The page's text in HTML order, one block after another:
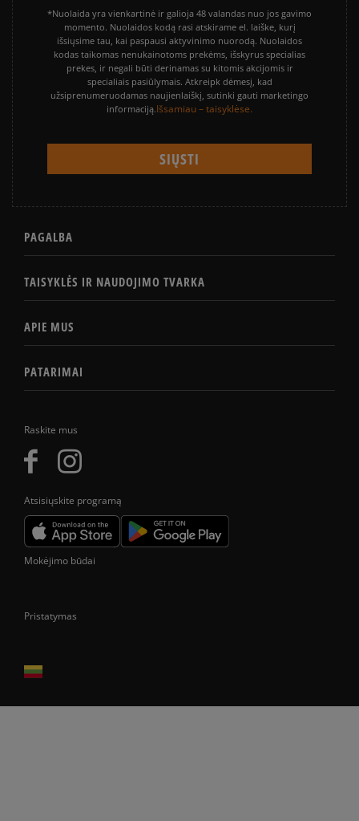
Raskite mus
Atsisiųskite programą
*Nuolaida yra vienkartinė ir galioja 48 valandas nuo jos gavimo
momento. Nuolaidos kodą rasi atskirame el. laiške, kurį
išsiųsime tau, kai paspausi aktyvinimo nuorodą. Nuolaidos
kodas taikomas nenukainotoms prekėms, išskyrus specialias
prekes, ir negali būti derinamas su kitomis akcijomis ir
specialiais pasiūlymais. Atkreipk dėmesį, kad
užsiprenumeruodamas naujienlaiškį, sutinki gauti marketingo
informaciją.Išsamiau – taisyklėse.
PAGALBA
TAISYKLĖS IR NAUDOJIMO TVARKA
APIE MUS
PATARIMAI
Mokėjimo būdai
Pristatymas